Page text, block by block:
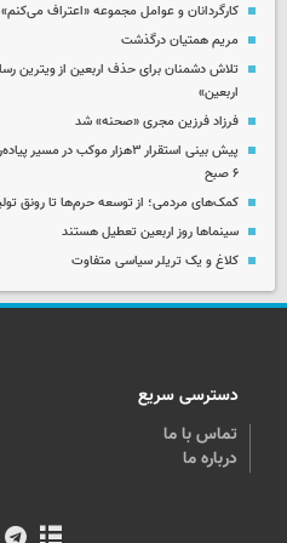
کارگردانان و عوامل مجموعه «اعتراف
مریم همتیان درگذشت
تلاش دشمنان برای حذف اربعین از ویترین
اربعین»
فرزاد فرزین مجری «صحنه» شد
پیش بینی استقرار ۳هزار موکب
۶ صبح
کمک‌های مردمی؛ از توسعه حرم‌ها تا رونق
سینماها روز اربعین تعطیل هستند
کلاغ و یک تریلر سیاسی متفاوت
دسترسی سریع
تماس با ما
درباره ما